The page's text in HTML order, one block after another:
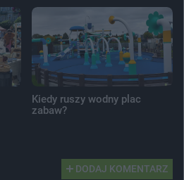
Kiedy ruszy wodny plac
zabaw?
DODAJ KOMENTARZ